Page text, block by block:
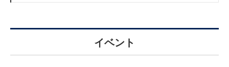
イベント